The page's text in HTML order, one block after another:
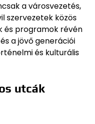
a városvezetés,
szervezetek közös
és programok révén
a jövő generációi
és kulturális
utcák